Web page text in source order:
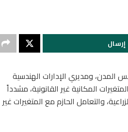
إرسال
ومديري الإدارات الهندسية
المكانية غير القانونية، مشدداً
والتعامل الحازم مع المتغيرات غير